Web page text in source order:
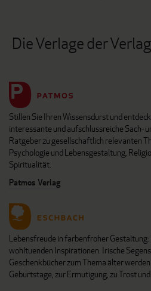
Die Verlage der
Stillen Sie Ihren Wissensdurst und
interessante und aufschlussreiche Sach-
Ratgeber zu gesellschaftlich relevanten
Psychologie und Lebensgestaltung,
Spiritualität.
Patmos Verlag
Lebensfreude in farbenfroher
wohltuenden Inspirationen. Irische
Geschenkbücher zum Thema älter
Geburtstage, zur Ermutigung, zu Trost